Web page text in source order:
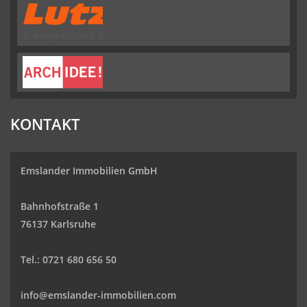
KONTAKT
Emslander Immobilien GmbH
Bahnhofstraße 1
76137 Karlsruhe
Tel.: 0721 680 656 50
info@emslander-immobilien.com